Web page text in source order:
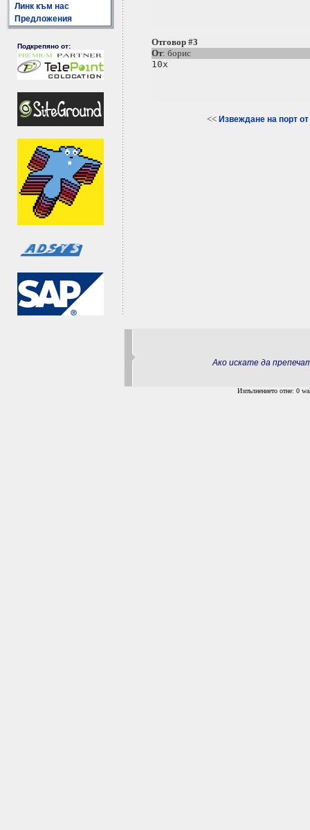
Линк към нас
Предложения
Подкрепяно от:
Отговор #3
От: борис
10х
<< Извеждане на порт
Ако искате да
Изпълнението отне: 0